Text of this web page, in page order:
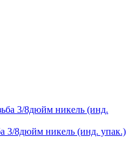
3/8дюйм никель (инд. упак.)